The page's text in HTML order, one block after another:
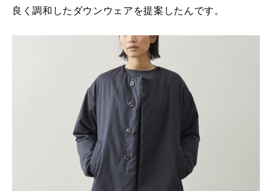
良く調和したダウンウェアを提案したんです。